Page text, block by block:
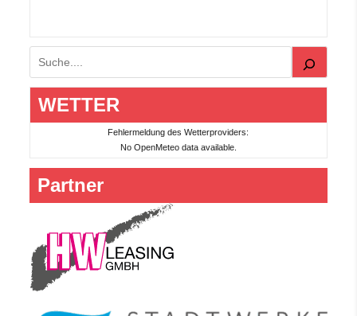
Suchen
WETTER
Fehlermeldung des Wetterproviders:
No OpenMeteo data available.
Partner